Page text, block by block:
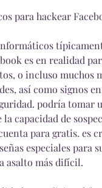
para hackear
es en realidad
o incluso muchos
así como signos
podría tomar
capacidad de
para gratis. es
especiales para
asalto más difícil.